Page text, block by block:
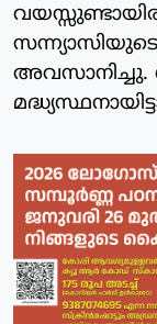
സന്ന്യാസിയുടെ
അവസാനിച്ചു.